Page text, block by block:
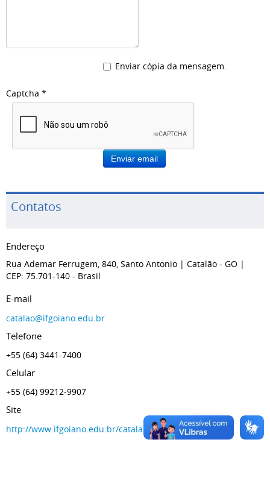
Enviar cópia da mensagem.
Captcha *
Enviar email
Contatos
Endereço
Rua Ademar Ferrugem, 840, Santo Antonio | Catalão - GO |
CEP: 75.701-140 - Brasil
E-mail
catalao@ifgoiano.edu.br
Telefone
+55 (64) 3441-7400
Celular
+55 (64) 99212-9907
Site
http://www.ifgoiano.edu.br/catalao